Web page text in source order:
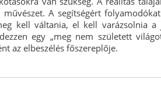
A segítségért
kell váltania, el kell varázsolnia a
egy „meg nem született
az elbeszélés főszereplője.